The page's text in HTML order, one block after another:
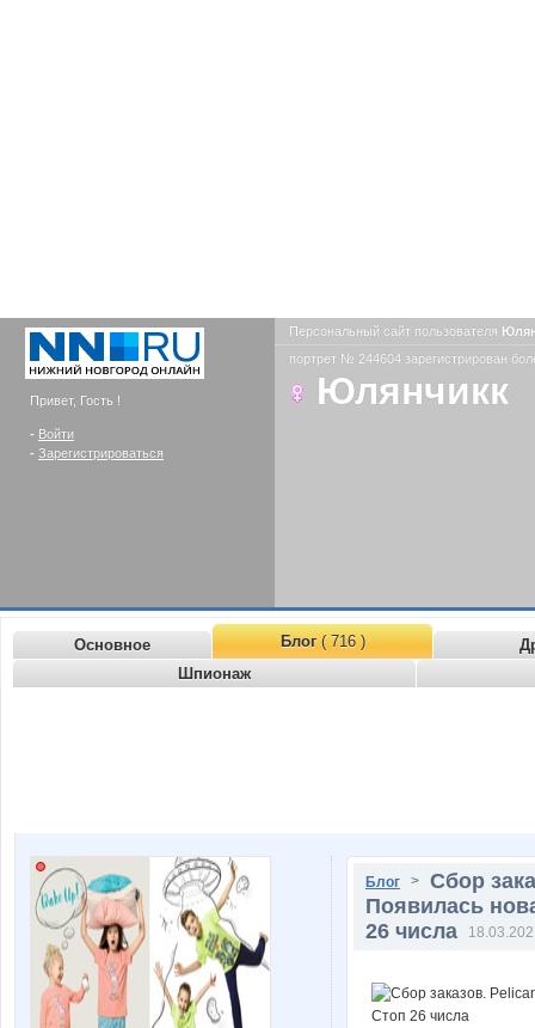
Привет, Гость !
- Войти
- Зарегистрироваться
Персональный сайт пользователя
портрет № 244604 зарегистрирован
Юлянчикк
Основное Блог( 716 )
Шпионаж
Блог > Сбор
Появилась
26 числа